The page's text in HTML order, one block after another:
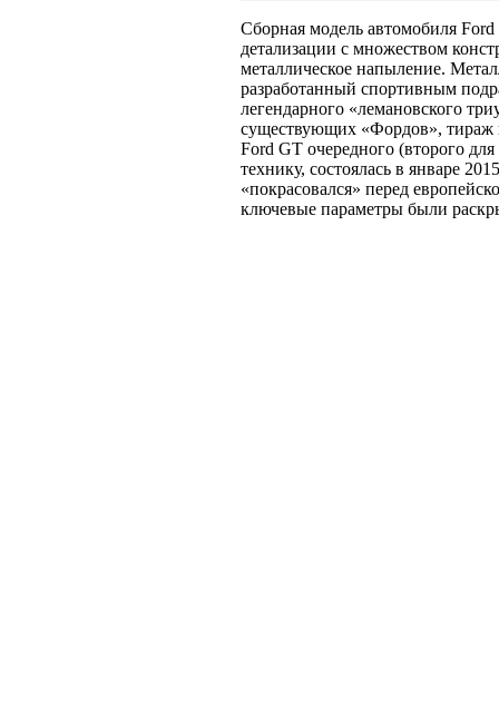
Сборная модель автомобиля
детализации с множеством
металлическое напыление.
разработанный спортивным
легендарного «лемановского
существующих «Фордов», тираж
Ford GT очередного (второго
технику, состоялась в январе
«покрасовался» перед
ключевые параметры были